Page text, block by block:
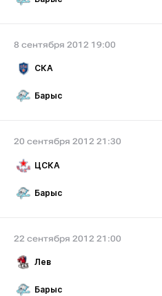
8 сентября 2012 19:00
СКА
Барыс
20 сентября 2012 21:30
ЦСКА
Барыс
22 сентября 2012 21:00
Лев
Барыс